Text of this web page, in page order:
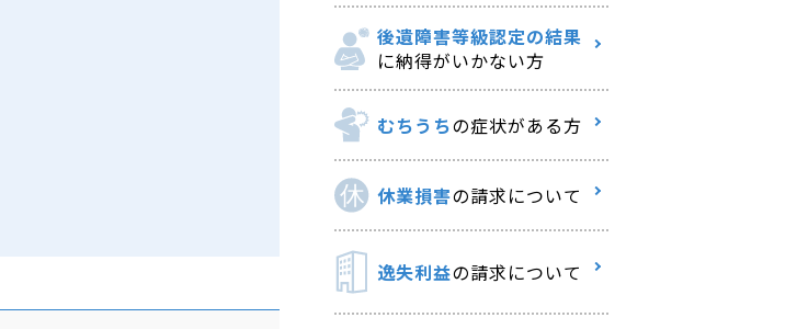
後遺障害等級認定の結果
に納得がいかない方
むちうちの症状がある方
休業損害の請求について
逸失利益の請求について